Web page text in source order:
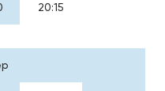
20:15